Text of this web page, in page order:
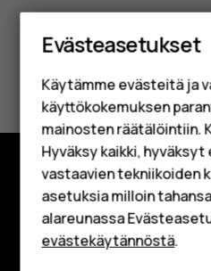
Perinteiset
HMD Terra M
Yrityksille
Tabletit
Shop
Kyllä Ei
Tutustu
Tietoa meistä
Evästeasetukset
Käytämme evästeitä ja
käyttökokemuksen
mainosten räätälöintiin.
Hyväksy kaikki,
vastaavien tekniikoiden
asetuksia milloin
alareunassa
evästekäytännöstä.